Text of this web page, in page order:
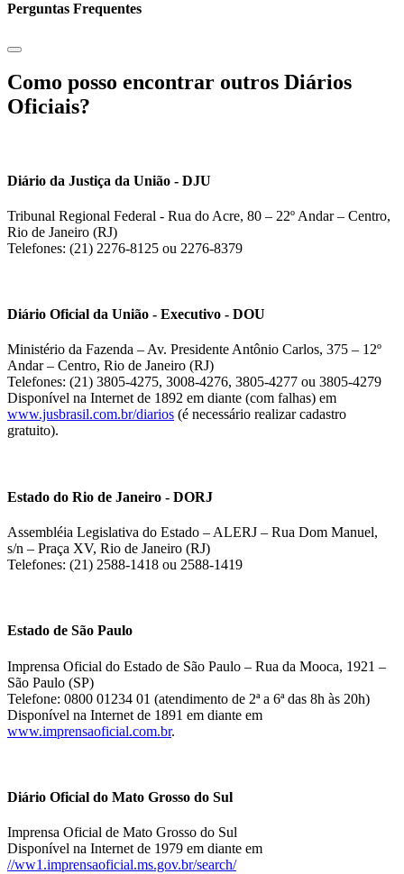
Perguntas Frequentes
Como posso encontrar outros Diários
Oficiais?
Diário da Justiça da União - DJU
Tribunal Regional Federal - Rua do Acre, 80 – 22º Andar – Centro,
Rio de Janeiro (RJ)
Telefones: (21) 2276-8125 ou 2276-8379
Diário Oficial da União - Executivo - DOU
Ministério da Fazenda – Av. Presidente Antônio Carlos, 375 – 12º
Andar – Centro, Rio de Janeiro (RJ)
Telefones: (21) 3805-4275, 3008-4276, 3805-4277 ou 3805-4279
Disponível na Internet de 1892 em diante (com falhas) em
www.jusbrasil.com.br/diarios (é necessário realizar cadastro
gratuito).
Estado do Rio de Janeiro - DORJ
Assembléia Legislativa do Estado – ALERJ – Rua Dom Manuel,
s/n – Praça XV, Rio de Janeiro (RJ)
Telefones: (21) 2588-1418 ou 2588-1419
Estado de São Paulo
Imprensa Oficial do Estado de São Paulo – Rua da Mooca, 1921 –
São Paulo (SP)
Telefone: 0800 01234 01 (atendimento de 2ª a 6ª das 8h às 20h)
Disponível na Internet de 1891 em diante em
www.imprensaoficial.com.br.
Diário Oficial do Mato Grosso do Sul
Imprensa Oficial de Mato Grosso do Sul
Disponível na Internet de 1979 em diante em
//ww1.imprensaoficial.ms.gov.br/search/